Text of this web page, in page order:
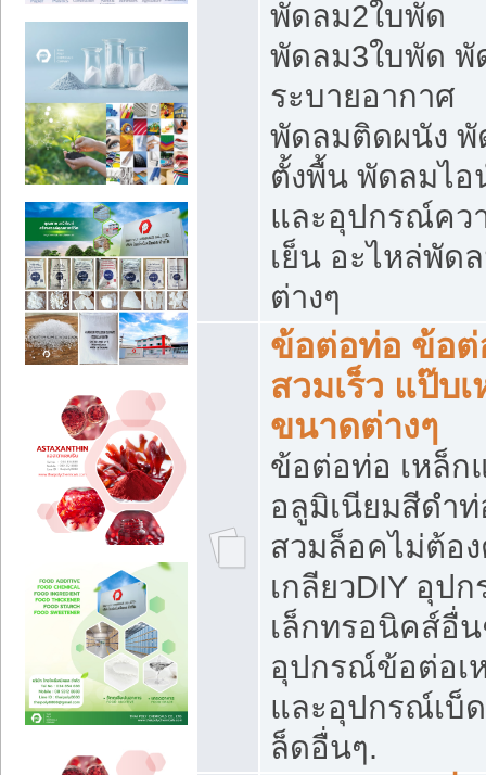
พัดลม2ใบพัด
พัดลม3ใบพัด พั
ระบายอากาศ
พัดลมติดผนัง พั
ตั้งพื้น พัดลมไอ
และอุปกรณ์คว
เย็น อะไหล่พัด
ต่างๆ
ข้อต่อท่อ ข้อต่
สวมเร็ว แป๊บ
ขนาดต่างๆ
ข้อต่อท่อ เหล็ก
อลูมิเนียมสีดำ
สวมล็อคไม่ต้อ
เกลียวDIY อุป
เล็กทรอนิคส์อื่
อุปกรณ์ข้อต่อเ
และอุปกรณ์เบ็
ล็ดอื่นๆ.